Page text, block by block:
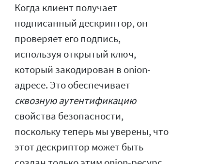
Когда клиент получает
подписанный дескриптор, он
проверяет его подпись,
используя открытый ключ,
который закодирован в onion-
адресе. Это обеспечивает
сквозную аутентификацию
свойства безопасности,
поскольку теперь мы уверены, что
этот дескриптор может быть